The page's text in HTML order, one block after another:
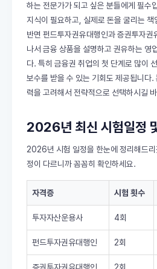
하는 전문가가 되고 싶은 분들에게 필수
지식이 필요하고, 실제로 돈을 굴리는
반면 펀드투자권유대행인과 증권투자권
나서 금융 상품을 설명하고 권유하는 영
다. 특히 금융권 취업의 첫 단계로 많이
보수를 받을 수 있는 기회도 제공됩니다
력을 고려해서 전략적으로 선택하시길
2026년 최신 시험일정
2026년 시험 일정을 한눈에 정리해드
정이 다르니까 꼼꼼히 확인하세요.
자격증 시험 횟수
투자자산운용사 4회
펀드투자권유대행인 2회